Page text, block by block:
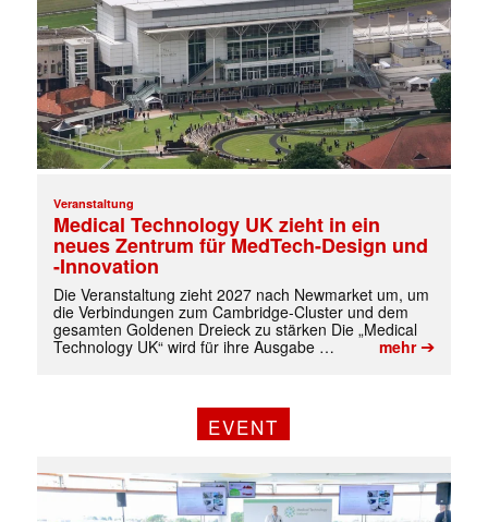
Veranstaltung
Medical Technology UK zieht in ein
neues Zentrum für MedTech-Design und
-Innovation
Die Veranstaltung zieht 2027 nach Newmarket um, um
die Verbindungen zum Cambridge-Cluster und dem
gesamten Goldenen Dreieck zu stärken Die „Medical
Technology UK“ wird für ihre Ausgabe …
mehr➔
EVENT